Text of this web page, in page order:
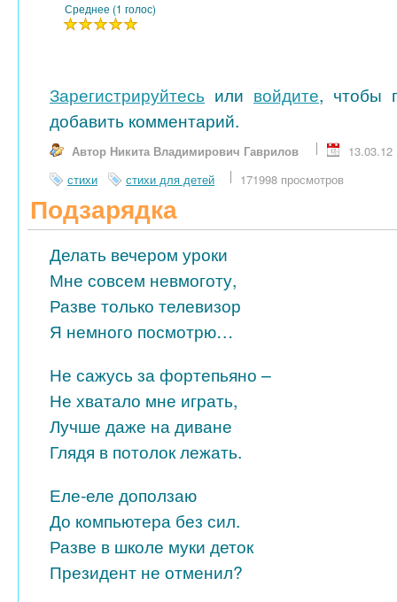
Среднее (1 голос)
Зарегистрируйтесь или войдите, чтобы
добавить комментарий.
Автор Никита Владимирович Гаврилов
13.03.12
стихи
стихи для детей 171998 просмотров
Подзарядка
Делать вечером уроки
Мне совсем невмоготу,
Разве только телевизор
Я немного посмотрю…
Не сажусь за фортепьяно –
Не хватало мне играть,
Лучше даже на диване
Глядя в потолок лежать.
Еле-еле доползаю
До компьютера без сил.
Разве в школе муки деток
Президент не отменил?